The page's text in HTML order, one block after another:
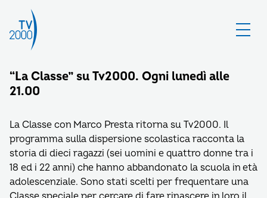
“La Classe” su Tv2000. Ogni lunedì alle
21.00
La Classe con Marco Presta ritorna su Tv2000. Il
programma sulla dispersione scolastica racconta la
storia di dieci ragazzi (sei uomini e quattro donne tra i
18 ed i 22 anni) che hanno abbandonato la scuola in età
adolescenziale. Sono stati scelti per frequentare una